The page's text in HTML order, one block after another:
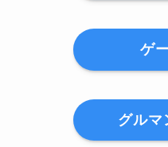
ゲ
グルマ